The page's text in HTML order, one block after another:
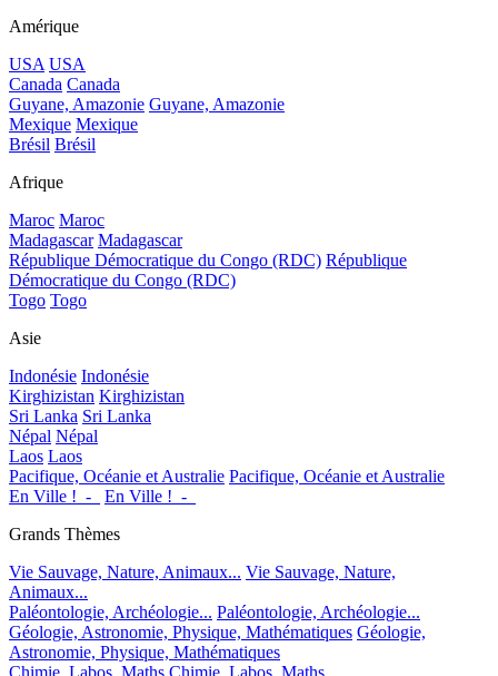
Amérique
USA USA
Canada Canada
Guyane, Amazonie Guyane, Amazonie
Mexique Mexique
Brésil Brésil
Afrique
Maroc Maroc
Madagascar Madagascar
République Démocratique du Congo (RDC) République
Démocratique du Congo (RDC)
Togo Togo
Asie
Indonésie Indonésie
Kirghizistan Kirghizistan
Sri Lanka Sri Lanka
Népal Népal
Laos Laos
Pacifique, Océanie et Australie Pacifique, Océanie et Australie
En Ville !_-_
En Ville !_-_
Grands Thèmes
Vie Sauvage, Nature, Animaux... Vie Sauvage, Nature,
Animaux...
Paléontologie, Archéologie... Paléontologie, Archéologie...
Géologie, Astronomie, Physique, Mathématiques Géologie,
Astronomie, Physique, Mathématiques
Chimie, Labos, Maths Chimie, Labos, Maths